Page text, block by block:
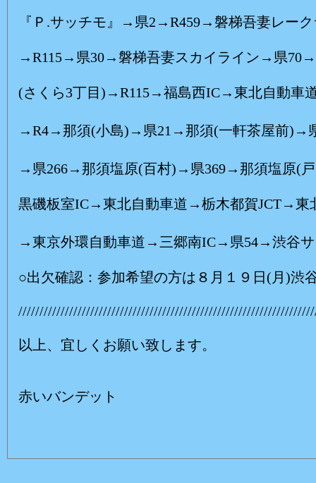
『Ｐ.サッチモ』→県2→R459→磐梯吾妻レー
→R115→県30→磐梯吾妻スカイライン→県
(さくら3丁目)→R115→福島西IC→東北自動車
→R4→那須(小島)→県21→那須(一軒茶屋前)→
→県266→那須塩原(百村)→県369→那須塩原(
黒磯板室IC→東北自動車道→栃木都賀JCT→
→東京外環自動車道→三郷南IC→県54→渋谷サ
○出欠確認：参加希望の方は８月１９日(月)渋
以上、宜しくお願い致します。
赤いバンデット